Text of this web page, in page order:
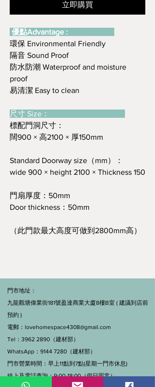
立即購買
優點Advantage :
環保 Environmental Friendly
隔音 Sound Proof
防水防潮 Waterproof and moisture
proof
易清潔 Easy to clean
尺寸 Size：
標配門洞尺寸：
闊900 × 高2100 × 厚150mm
Standard Doorway size（mm）：
wide 900 × height 2100 × Thickness 150
門扇厚度：50mm
Door thickness：50mm
（此門款最大高度可做到2800mm高）
門市地址：
九龍觀塘偉業街181號盈達商業大廈8樓B室 ( 建議到店前
預約 )
電郵： lovehomespace4308@gmail.com
Tel：3962 2890（建材部）
WhatsApp：9144 7280（建材部）
門市營業時間：早上11點到7點(星期一門市休息)
線上及電話查詢：9:00-18:00（假日照常）。